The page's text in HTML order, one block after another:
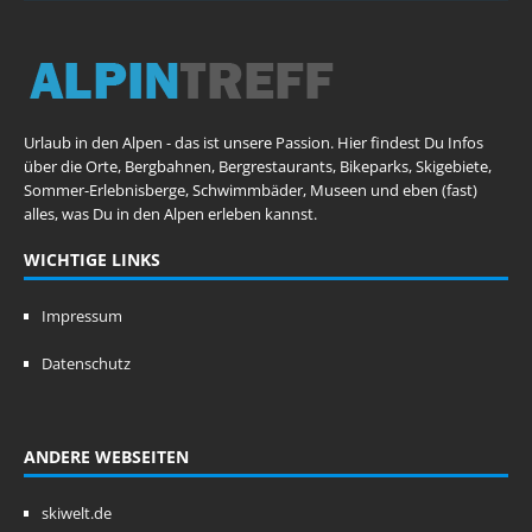
Urlaub in den Alpen - das ist unsere Passion. Hier findest Du Infos
über die Orte, Bergbahnen, Bergrestaurants, Bikeparks, Skigebiete,
Sommer-Erlebnisberge, Schwimmbäder, Museen und eben (fast)
alles, was Du in den Alpen erleben kannst.
WICHTIGE LINKS
Impressum
Datenschutz
ANDERE WEBSEITEN
skiwelt.de